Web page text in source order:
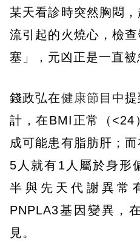
某天看診時突然胸悶
流引起的火燒心，檢
塞」，元凶正是一直被
錢政弘在健康節目 中
計，在BMI正常（<24
成可能患有脂肪肝；
5人就有1人屬於身形
半與先天代謝異常
PNPLA3基因變異，
見。